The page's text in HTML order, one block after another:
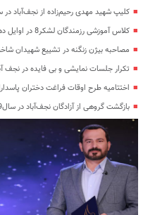
کلیپ شهید مهدی رحیم‌زاده از نجف‌آباد در
کلاس آموزشی رزمندگان لشکر8 در اوایل دهه60+فیلم
مصاحبه بیژن زنگنه در تشییع شهیدان
تکرار جلسات نمایشی و بی فایده در نجف
اختتامیه طرح اوقات فراغت دختران پاسداران لشکر8 در
بازگشت گروهی از آزادگان نجف‌آباد در سال69+فیلم